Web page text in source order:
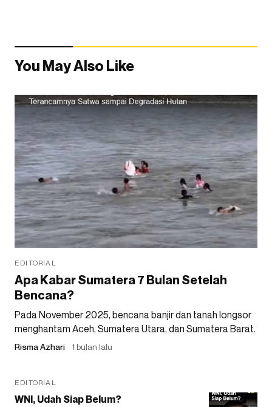
You May Also Like
EDITORIAL
Apa Kabar Sumatera 7 Bulan Setelah
Bencana?
Pada November 2025, bencana banjir dan tanah longsor
menghantam Aceh, Sumatera Utara, dan Sumatera Barat.
Risma Azhari 1 bulan lalu
EDITORIAL
WNI, Udah Siap Belum?